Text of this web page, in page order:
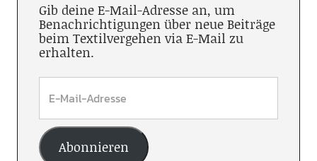
Gib deine E-Mail-Adresse an, um
Benachrichtigungen über neue Beiträge
beim Textilvergehen via E-Mail zu
erhalten.
Abonnieren